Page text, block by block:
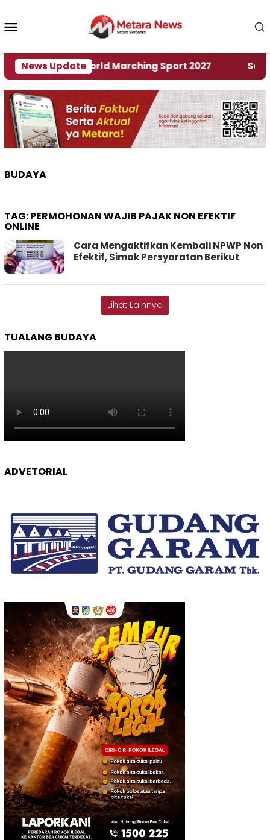
konten
News Update
Rumah World Marching Sport 2027 ‎Soal
BUDAYA
TAG:PERMOHONAN WAJIB PAJAK NON EFEKTIF
ONLINE
Cara Mengaktifkan Kembali NPWP Non
Efektif, Simak Persyaratan Berikut
Lihat Lainnya
TUALANG BUDAYA
ADVETORIAL